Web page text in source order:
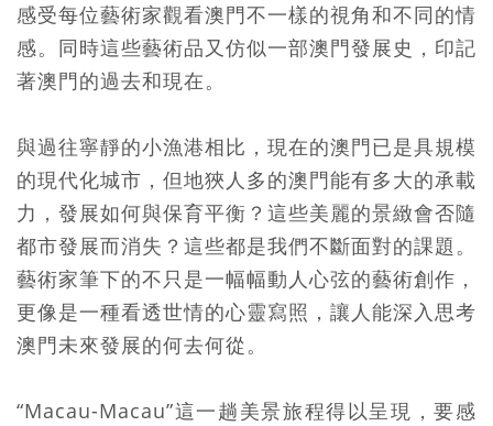
感受每位藝術家觀看澳門不一樣的視角和不同的情
感。同時這些藝術品又仿似一部澳門發展史，印記
著澳門的過去和現在。
與過往寧靜的小漁港相比，現在的澳門已是具規模
的現代化城市，但地狹人多的澳門能有多大的承載
力，發展如何與保育平衡？這些美麗的景緻會否隨
都市發展而消失？這些都是我們不斷面對的課題。
藝術家筆下的不只是一幅幅動人心弦的藝術創作，
更像是一種看透世情的心靈寫照，讓人能深入思考
澳門未來發展的何去何從。
“Macau-Macau”這一趟美景旅程得以呈現，要感